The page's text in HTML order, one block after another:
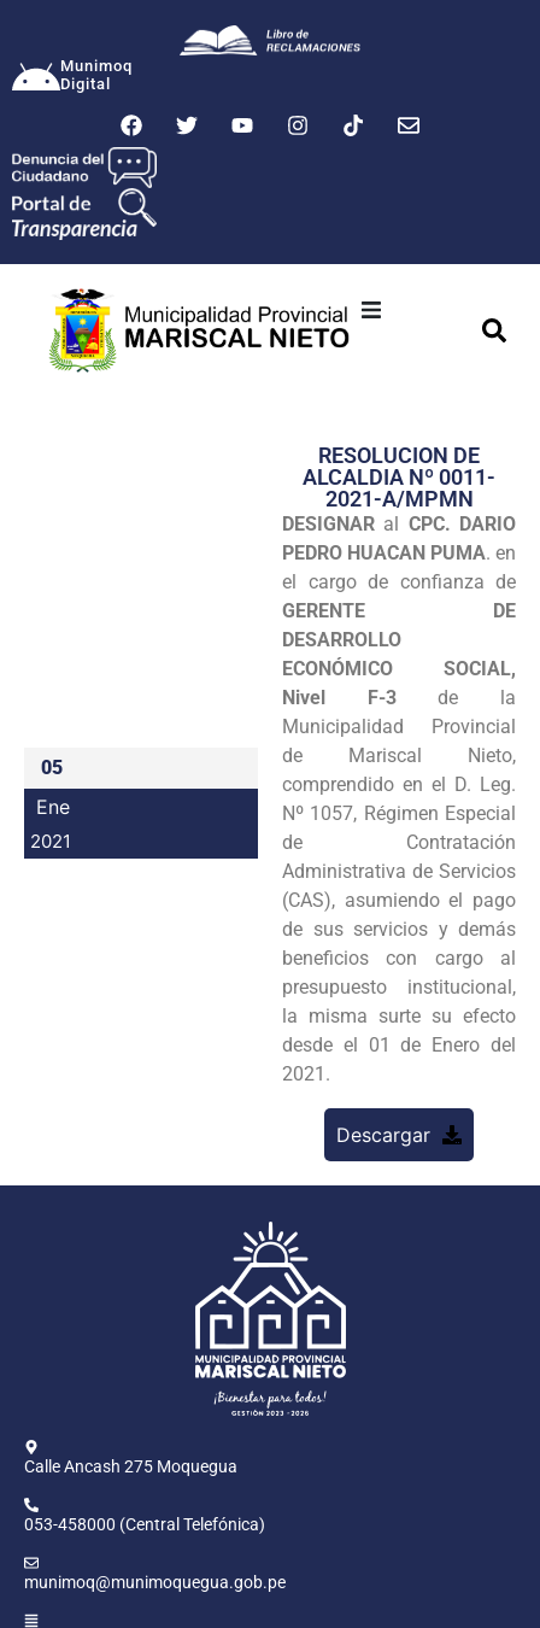
Munimoq
Digital
Transparencia
Seguridad
Programas
Intranet
05
Ene
2021
RESOLUCION DE
ALCALDIA Nº 0011-
2021-A/MPMN
DESIGNAR al CPC. DARIO
PEDRO HUACAN PUMA. en
el cargo de confianza de
GERENTE DE
DESARROLLO
ECONÓMICO SOCIAL,
Nivel F-3de la
Municipalidad Provincial
de Mariscal Nieto,
comprendido en el D. Leg.
Nº 1057, Régimen Especial
de Contratación
Administrativa de Servicios
(CAS), asumiendo el pago
de sus servicios y demás
beneficios con cargo al
presupuesto institucional,
la misma surte su efecto
desde el 01 de Enero del
2021.
Descargar
Calle Ancash 275 Moquegua
053-458000 (Central Telefónica)
munimoq@munimoquegua.gob.pe